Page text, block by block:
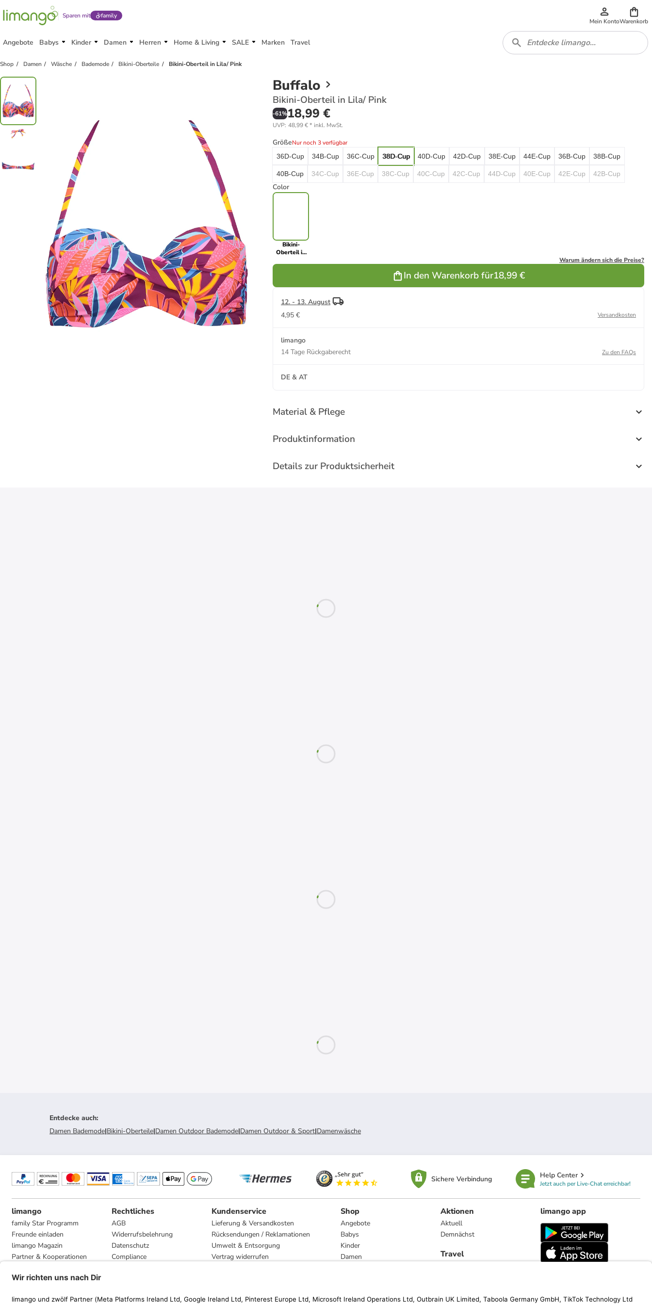
Sparen mit family
Mein KontoWarenkorb
Angebote Babys Kinder Damen Herren Home & Living SALE Marken Travel
Shop Damen Wäsche Bademode Bikini-Oberteile Bikini-Oberteil in Lila/ Pink
Buffalo
Bikini-Oberteil in Lila/ Pink
-61%18,99 €
UVP: 48,99 €* inkl. MwSt.
GrößeNur noch 3 verfügbar
36D-Cup
34B-Cup 36C-Cup 38D-Cup 40D-Cup 42D-Cup 38E-Cup 44E-Cup 36B-Cup 38B-Cup
40B-Cup 34C-Cup 36E-Cup 38C-Cup 40C-Cup 42C-Cup 44D-Cup 40E-Cup 42E-Cup 42B-Cup
Color
Bikini-
Oberteil in
Warum ändern sich die Preise?
In den Warenkorb für18,99 €
12. - 13. August
4,95 €
Versandkosten
limango
14 Tage Rückgaberecht
Zu den FAQs
DE & AT
Material & Pflege
Produktinformation
Details zur Produktsicherheit
Entdecke auch:
Damen Bademode|Bikini-Oberteile|Damen Outdoor Bademode|Damen Outdoor & Sport|Damenwäsche
Sichere Verbindung Help Center
Jetzt auch per Live-Chat erreichbar!
limango
family Star Programm
Freunde einladen
limango Magazin
Partner & Kooperationen
Presse
Rechtliches
AGB
Widerrufsbelehrung
Datenschutz
Compliance
Kundenservice
Lieferung & Versandkosten
Rücksendungen / Reklamationen
Umwelt & Entsorgung
Vertrag widerrufen
Shop
Angebote
Babys
Kinder
Damen
Marken
Aktionen
Aktuell
Demnächst
Travel
limango app